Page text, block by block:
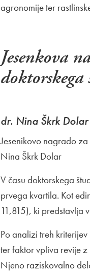
agronomije ter
Jesenkova
dr. Nina Škrk
Jesenikovo nagrado
Nina Škrk Dolar
V času doktorskega
prvega kvartila. Kot
11,815), ki predstavlja
Po analizi treh
ter faktor vpliva revije
Njeno raziskovalno